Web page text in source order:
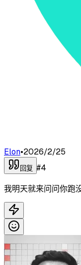
Elon•2026/2/25
回复 #4
我明天就来问问你跑